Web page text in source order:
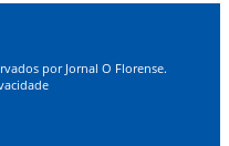
por Jornal O Florense.